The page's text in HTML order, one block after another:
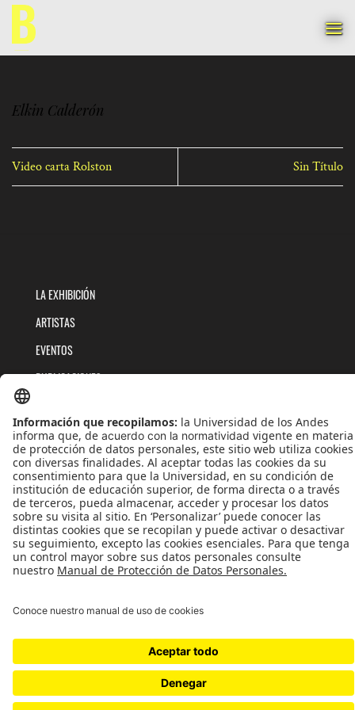
Saltar
contenido
Elkin Calderón
Video carta Rolston Sin Título
LA EXHIBICIÓN
ARTISTAS
EVENTOS
PUBLICACIONES
POLÍTICAS DE TRATAMIENTOS DE DATOS
TÉRMINOS Y CONDICIONES
Reconocimiento como Universidad: Decreto 1297 del 30 de mayo de 1964.